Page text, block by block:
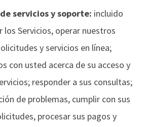
servicios y soporte: incluido
los Servicios, operar nuestros
y servicios en línea;
con usted acerca de su acceso y
responder a sus consultas;
de problemas, cumplir con sus
procesar sus pagos y